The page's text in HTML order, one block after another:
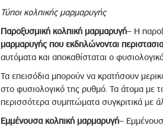
Τύποι κολπικής μαρμαρυγής
Παροξυσμική κολπική μαρμαρυγή– Η
μαρμαρυγής που εκδηλώνονται
αυτόματα και αποκαθίσταται ο
Τα επεισόδια μπορούν να κρατήσουν
στο φυσιολογικό της ρυθμό. Τα άτομα με
περισσότερα συμπτώματα συγκριτικά με
Εμμένουσα κολπική μαρμαρυγή–